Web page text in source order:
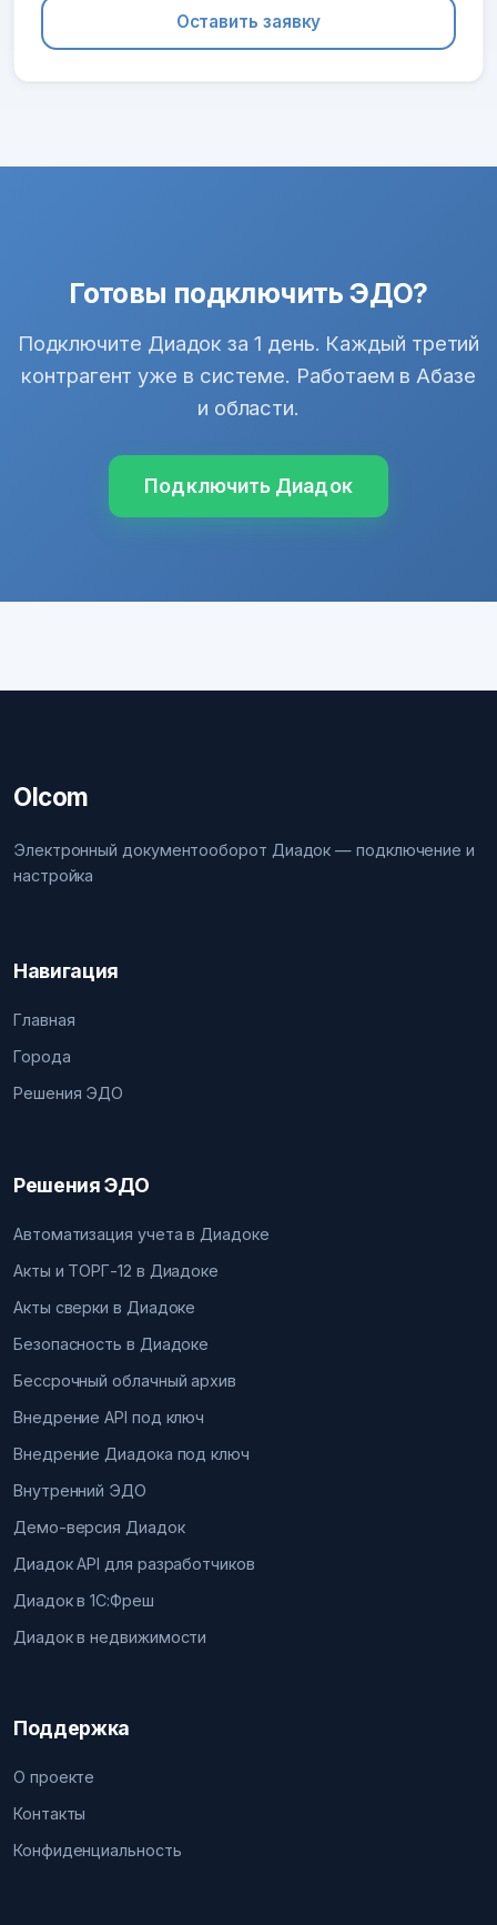
Оставить заявку
Готовы подключить ЭДО?
Подключите Диадок за 1 день. Каждый третий
контрагент уже в системе. Работаем в Абазе
и области.
Подключить Диадок
Olcom
Электронный документооборот Диадок — подключение и
настройка
Навигация
Главная
Города
Решения ЭДО
Решения ЭДО
Автоматизация учета в Диадоке
Акты и ТОРГ-12 в Диадоке
Акты сверки в Диадоке
Безопасность в Диадоке
Бессрочный облачный архив
Внедрение API под ключ
Внедрение Диадока под ключ
Внутренний ЭДО
Демо-версия Диадок
Диадок API для разработчиков
Диадок в 1С:Фреш
Диадок в недвижимости
Поддержка
О проекте
Контакты
Конфиденциальность